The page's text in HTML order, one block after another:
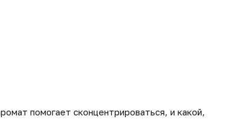
помогает сконцентрироваться, и какой,